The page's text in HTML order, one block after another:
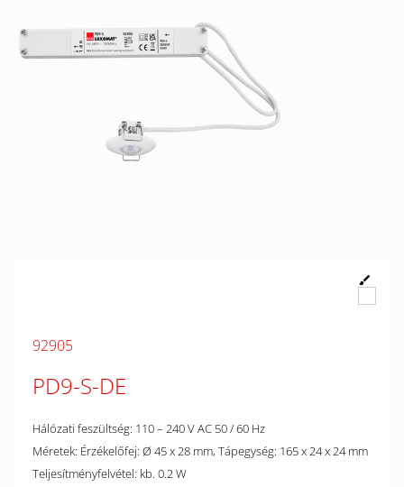
92905
PD9-S-DE
Hálózati feszültség: 110 – 240 V AC 50 / 60 Hz
Méretek: Érzékelőfej: Ø 45 x 28 mm, Tápegység: 165 x 24 x 24 mm
Teljesítményfelvétel: kb. 0.2 W